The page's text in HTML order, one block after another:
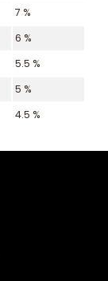
7 %
6 %
5.5 %
5 %
4.5 %